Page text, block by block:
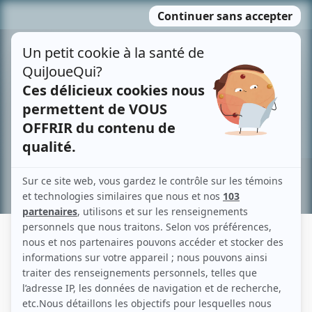
MENU
contenu
Recherche avancée »
LÉO ALBRECHT
Liens
Fiche de Léo Albrecht sur Showbizz.net